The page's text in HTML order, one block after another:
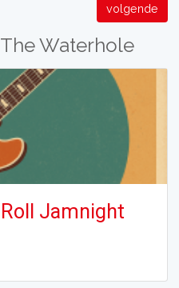
volgende
Waterhole
Jamnight